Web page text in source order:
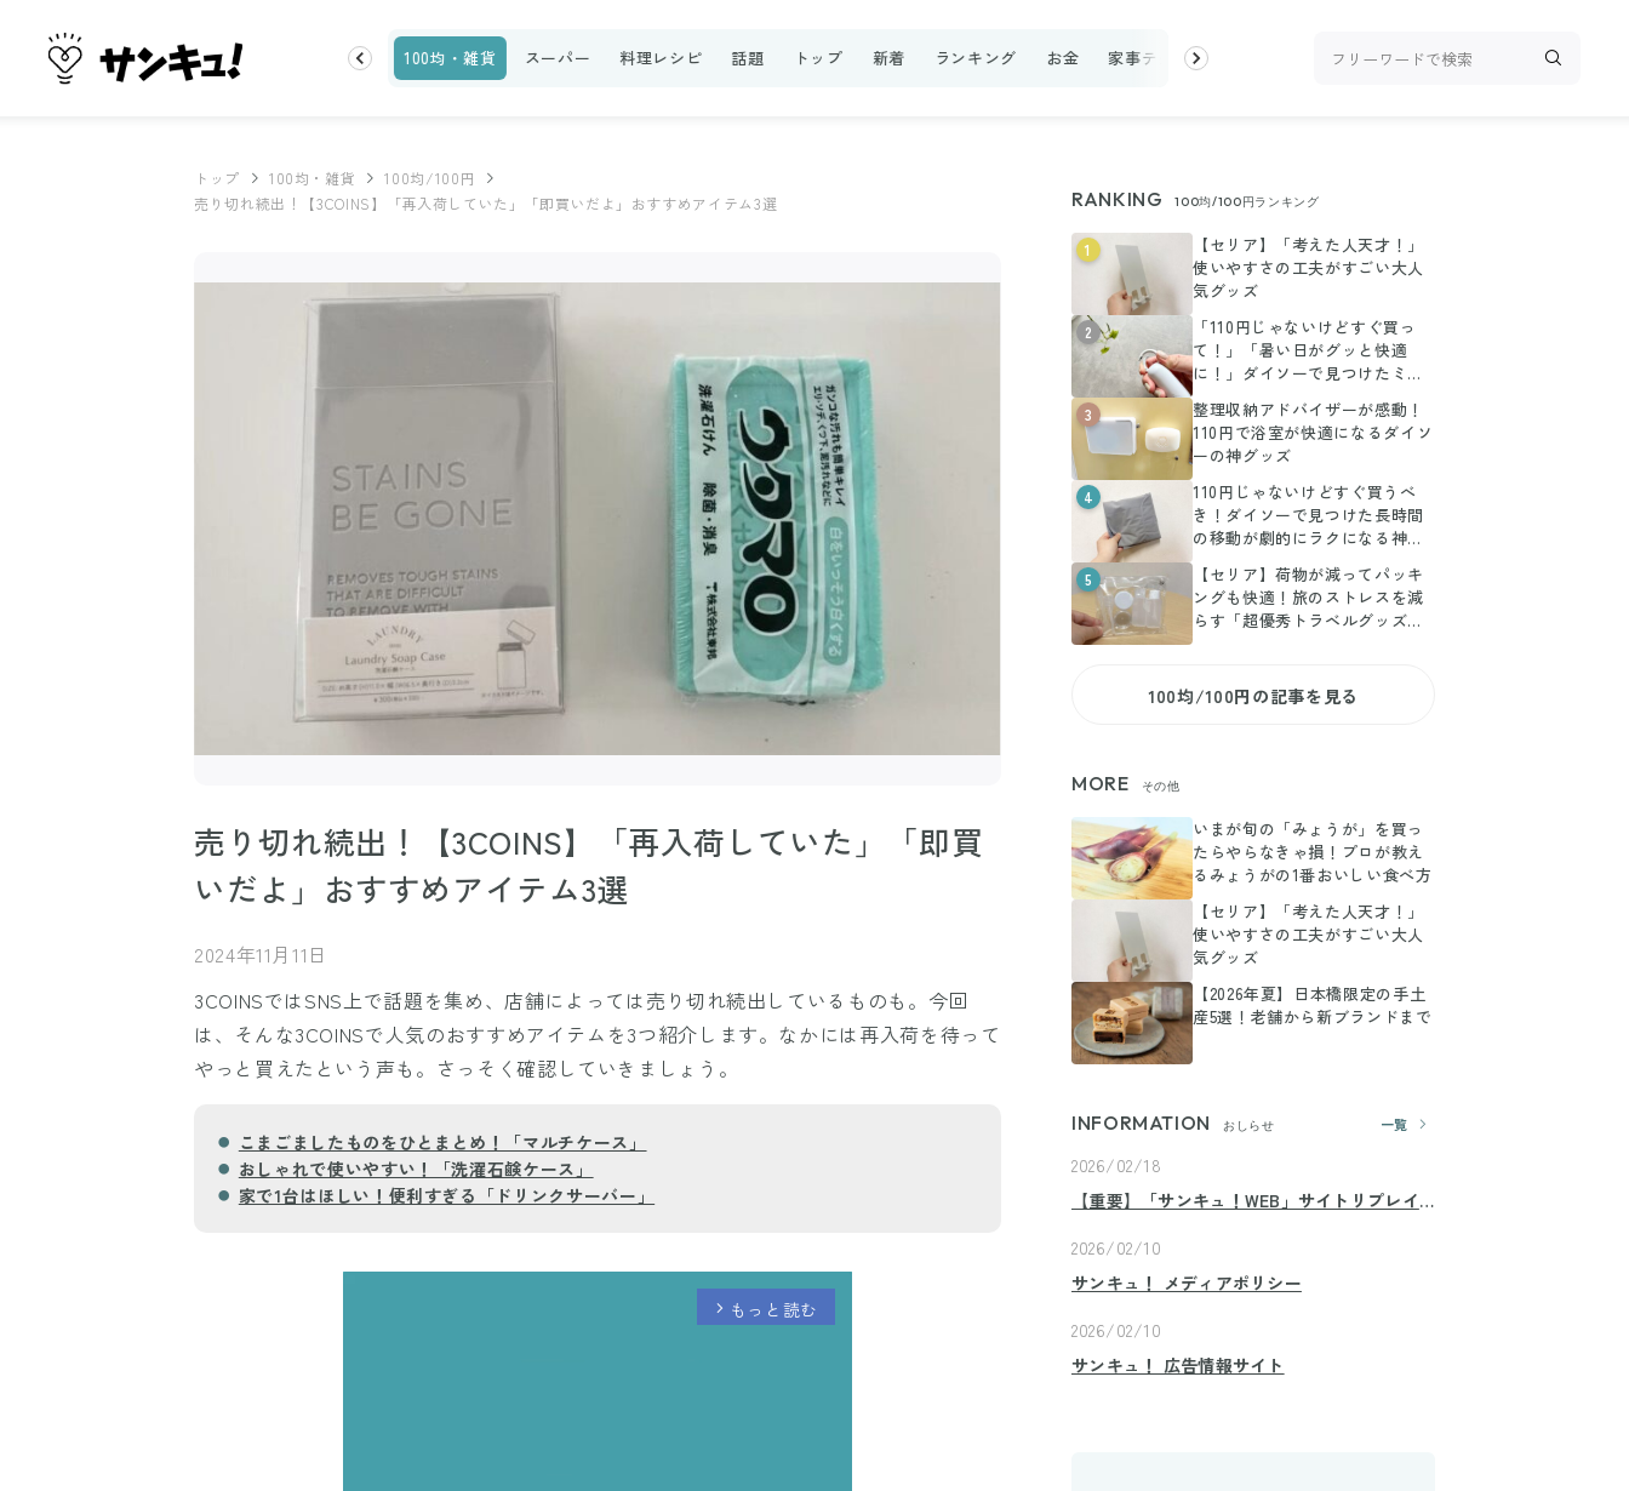
家事テク 収納・片付け ビューティ 100均・雑貨 スーパー 料理レシピ 話題 トップ 新着 ランキング お金 家事テク 収納・片付け ビューティ 100均・雑貨
トップ 100均・雑貨
100均/100円
売り切れ続出！【3COINS】「再入荷していた」「即買いだよ」おすすめアイテム3選
売り切れ続出！【3COINS】「再入荷していた」「即買
いだよ」おすすめアイテム3選
2024年11月11日
3COINSではSNS上で話題を集め、店舗によっては売り切れ続出しているものも。今回
は、そんな3COINSで人気のおすすめアイテムを3つ紹介します。なかには再入荷を待って
やっと買えたという声も。さっそく確認していきましょう。
こまごましたものをひとまとめ！「マルチケース」
おしゃれで使いやすい！「洗濯石鹸ケース」
家で1台はほしい！便利すぎる「ドリンクサーバー」
arrow_forward_ios もっと読む
RANKING 100均/100円ランキング
1
【セリア】「考えた人天才！」
使いやすさの工夫がすごい大人
気グッズ
2
「110円じゃないけどすぐ買っ
て！」「暑い日がグッと快適
に！」ダイソーで見つけたミニ
3
整理収納アドバイザーが感動！
110円で浴室が快適になるダイソ
ーの神グッズ
4
110円じゃないけどすぐ買うべ
き！ダイソーで見つけた長時間
の移動が劇的にラクになる神ア
5
【セリア】荷物が減ってパッキ
ングも快適！旅のストレスを減
らす「超優秀トラベルグッズ」3
100均/100円の記事を見る
MORE その他
いまが旬の「みょうが」を買っ
たらやらなきゃ損！プロが教え
るみょうがの1番おいしい食べ方
【セリア】「考えた人天才！」
使いやすさの工夫がすごい大人
気グッズ
【2026年夏】日本橋限定の手土
産5選！老舗から新ブランドまで
INFORMATION おしらせ 一覧
2026/02/18
【重要】「サンキュ！WEB」サイトリプレイ
2026/02/10
サンキュ！ メディアポリシー
2026/02/10
サンキュ！ 広告情報サイト